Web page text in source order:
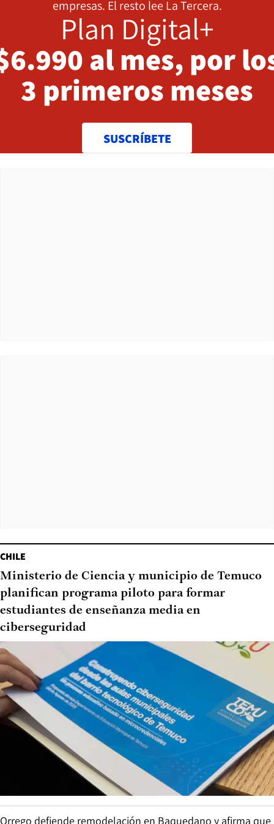
empresas. El resto lee La Tercera.
Plan Digital+
al mes, por
3 primeros meses
SUSCRÍBETE
CHILE
Ministerio de Ciencia y municipio de Temuco
planifican programa piloto para formar
estudiantes de enseñanza media en
ciberseguridad
Orrego defiende remodelación en Baquedano y afirma que